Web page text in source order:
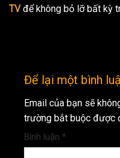
TVđể không bỏ lỡ bất kỳ
Để lại một bình
Email của bạn sẽ
trường bắt buộc được
Bình luận *